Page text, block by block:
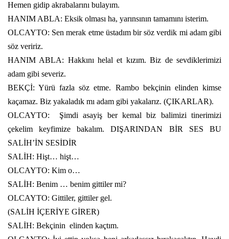
Hemen gidip akrabalarını bulayım.
HANIM ABLA: Eksik olması ha, yarınsının tamamını isterim.
OLCAYTO: Sen merak etme üstadım bir söz verdik mi adam gibi
söz veririz.
HANIM ABLA: Hakkını helal et kızım. Biz de sevdiklerimizi
adam gibi severiz.
BEKÇİ: Yürü fazla söz etme. Rambo bekçinin elinden kimse
kaçamaz. Biz yakaladık mı adam gibi yakalarız. (ÇIKARLAR).
OLCAYTO:
Şimdi asayiş ber kemal biz balimizi tinerimizi
çekelim keyfimize bakalım. DIŞARINDAN BİR SES BU
SALİH’İN SESİDİR
SALİH: Hişt… hişt…
OLCAYTO: Kim o…
SALİH: Benim … benim gittiler mi?
OLCAYTO: Gittiler, gittiler gel.
(SALİH İÇERİYE GİRER)
SALİH: Bekçinin elinden kaçtım.